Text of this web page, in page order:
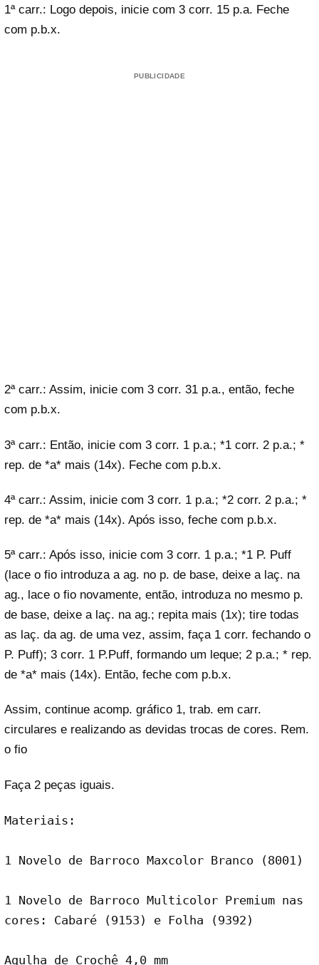
1ª carr.: Logo depois, inicie com 3 corr. 15 p.a. Feche
com p.b.x.
PUBLICIDADE
2ª carr.: Assim, inicie com 3 corr. 31 p.a., então, feche
com p.b.x.
3ª carr.: Então, inicie com 3 corr. 1 p.a.; *1 corr. 2 p.a.; *
rep. de *a* mais (14x). Feche com p.b.x.
4ª carr.: Assim, inicie com 3 corr. 1 p.a.; *2 corr. 2 p.a.; *
rep. de *a* mais (14x). Após isso, feche com p.b.x.
5ª carr.: Após isso, inicie com 3 corr. 1 p.a.; *1 P. Puff
(lace o fio introduza a ag. no p. de base, deixe a laç. na
ag., lace o fio novamente, então, introduza no mesmo p.
de base, deixe a laç. na ag.; repita mais (1x); tire todas
as laç. da ag. de uma vez, assim, faça 1 corr. fechando o
P. Puff); 3 corr. 1 P.Puff, formando um leque; 2 p.a.; * rep.
de *a* mais (14x). Então, feche com p.b.x.
Assim, continue acomp. gráfico 1, trab. em carr.
circulares e realizando as devidas trocas de cores. Rem.
o fio
Faça 2 peças iguais.
Materiais:
1 Novelo de Barroco Maxcolor Branco (8001)
1 Novelo de Barroco Multicolor Premium nas
cores: Cabaré (9153) e Folha (9392)
Agulha de Crochê 4,0 mm